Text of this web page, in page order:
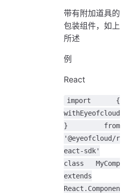
带有附加道具的
包装组件，如上
所述
例
React
import {
withEyeofcloud
} from
'@eyeofcloud/r
eact-sdk'
class MyComp
extends
React.Componen